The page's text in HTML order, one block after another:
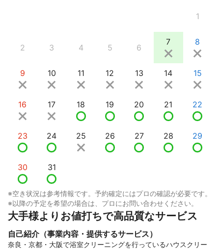
1
2 3 4 5 6
7 8
9 10 11 12 13 14 15
16 17 18 19 20 21 22
23 24 25 26 27 28 29
30 31
※空き状況は参考情報です。予約確定にはプロの確認が必要です。
※以降の予定を希望の場合は、プロにお問い合わせください。
大手様よりお値打ちで高品質なサービス
自己紹介（事業内容・提供するサービス）
奈良・京都・大阪で浴室クリーニングを行っているハウスクリー